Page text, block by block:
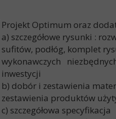
Projekt Optimum oraz
a) szczegółowe rysunki :
sufitów, podłóg, komplet
wykonawczych
inwestycji
b) dobór i zestawienia
zestawienia produktów
c) szczegółowa